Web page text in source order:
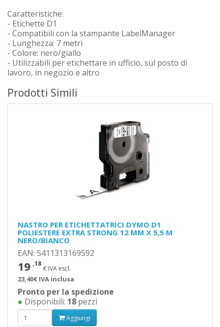
Caratteristiche:
- Etichette D1
- Compatibili con la stampante LabelManager
- Lunghezza: 7 metri
- Colore: nero/giallo
- Utilizzabili per etichettare in ufficio, sul posto di
lavoro, in negozio e altro
Prodotti Simili
NASTRO PER ETICHETTATRICI DYMO D1
POLIESTERE EXTRA STRONG 12 MM X 5,5 M
NERO/BIANCO
EAN: 5411313169592
19 ,18
€ IVA escl.
23,40€ IVA inclusa
Pronto per la spedizione
● Disponibili: 18 pezzi
Aggiungi